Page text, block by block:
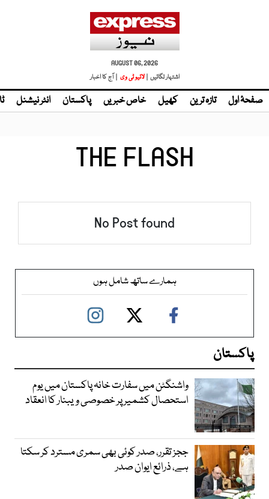
AUGUST 06, 2026
اشتہار لگائیں |
| آج کا اخبار
صفحۂ اول تازہ ترین کھیل خاص خبریں پاکستان انٹر نیشنل
THE FLASH
No Post found
ہمارے ساتھ شامل ہوں
پاکستان
واشنگٹن میں سفارت خانہ پاکستان میں یوم
استحصال کشمیر پر خصوصی ویبنار کا انعقاد
ججز تقرر، صدر کوئی بھی سمری مسترد کر سکتا
ہے، ذرائع ایوان صدر